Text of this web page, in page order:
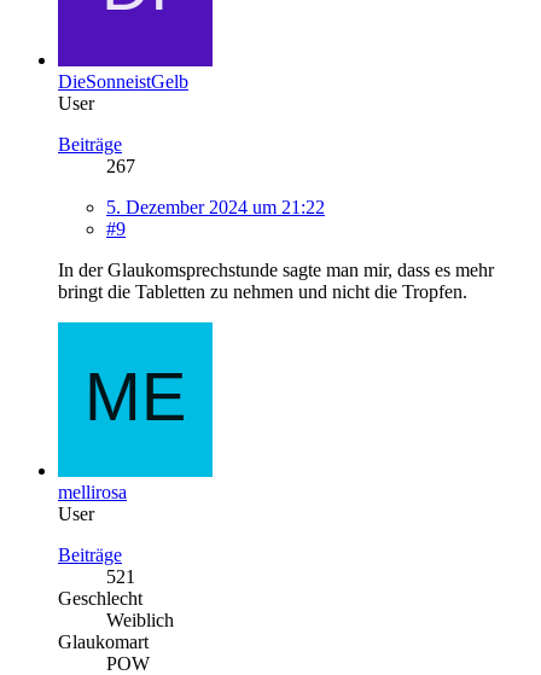
DieSonneistGelb
User
Beiträge
267
5. Dezember 2024 um 21:22
#9
In der Glaukomsprechstunde sagte man mir, dass es mehr
bringt die Tabletten zu nehmen und nicht die Tropfen.
mellirosa
User
Beiträge
521
Geschlecht
Weiblich
Glaukomart
POW